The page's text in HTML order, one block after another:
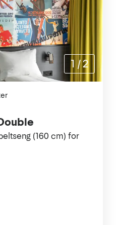
(160 cm) for
1 /2